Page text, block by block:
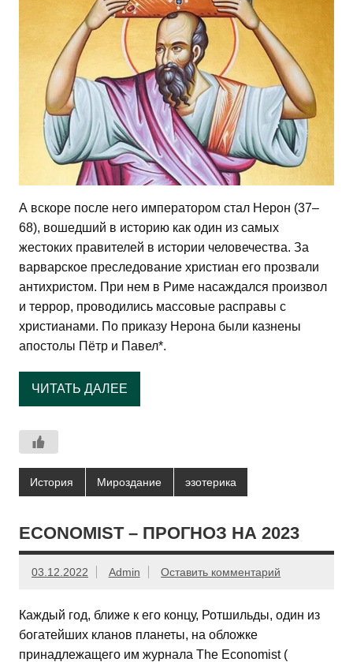
А вскоре после него императором стал Нерон (37–
68), вошедший в историю как один из самых
жестоких правителей в истории человечества. За
варварское преследование христиан его прозвали
антихристом. При нем в Риме насаждался произвол
и террор, проводились массовые расправы с
христианами. По приказу Нерона были казнены
апостолы Пётр и Павел*.
ЧИТАТЬ ДАЛЕЕ
История Мироздание эзотерика
ECONOMIST – ПРОГНОЗ НА 2023
03.12.2022 Admin Оставить комментарий
Каждый год, ближе к его концу, Ротшильды, один из
богатейших кланов планеты, на обложке
принадлежащего им журнала The Economist (